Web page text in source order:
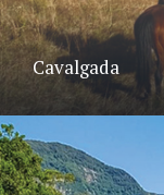
Cavalgada